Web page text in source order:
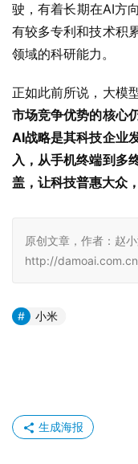
驶，有着长期在AI方
有较多专利和技术积
领域的科研能力。
正如此前所说，大模
市场竞争优势的核心
AI战略是其科技企业
入，从手机终端到多
盖，让科技普惠大众
原创文章，作者：赵
http://
小米
生成海报